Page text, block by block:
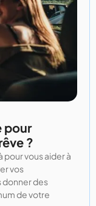
pour
?
pour vous aider à
vos
donner des
de votre